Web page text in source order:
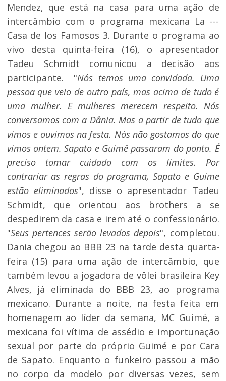
Mendez, que está na casa para uma ação de
intercâmbio com o programa mexicana La ---
Casa de los Famosos 3. Durante o programa ao
vivo desta quinta-feira (16), o apresentador
Tadeu Schmidt comunicou a decisão aos
participante. "Nós temos uma convidada. Uma
pessoa que veio de outro país, mas acima de tudo é
uma mulher. E mulheres merecem respeito. Nós
conversamos com a Dânia. Mas a partir de tudo que
vimos e ouvimos na festa. Nós não gostamos do que
vimos ontem. Sapato e Guimê passaram do ponto. É
preciso tomar cuidado com os limites. Por
contrariar as regras do programa, Sapato e Guime
estão eliminados", disse o apresentador Tadeu
Schmidt, que orientou aos brothers a se
despedirem da casa e irem até o confessionário.
"Seus pertences serão levados depois", completou.
Dania chegou ao BBB 23 na tarde desta quarta-
feira (15) para uma ação de intercâmbio, que
também levou a jogadora de vôlei brasileira Key
Alves, já eliminada do BBB 23, ao programa
mexicano. Durante a noite, na festa feita em
homenagem ao líder da semana, MC Guimé, a
mexicana foi vítima de assédio e importunação
sexual por parte do próprio Guimé e por Cara
de Sapato. Enquanto o funkeiro passou a mão
no corpo da modelo por diversas vezes, sem